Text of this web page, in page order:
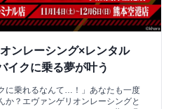
ンレーシング×レンタル
イクに乗る夢が叶う
に乗れるなんて…！」あなたも一度
か？エヴァンゲリオンレーシングと